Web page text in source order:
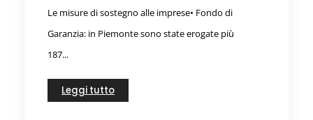
Le misure di sostegno alle imprese• Fondo di
Garanzia: in Piemonte sono state erogate più
187...
Leggi tutto